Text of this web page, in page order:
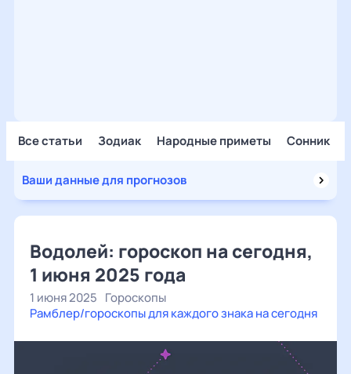
Все статьи Зодиак Народные приметы Сонник
Ваши данные для прогнозов
Водолей: гороскоп на сегодня,
1 июня 2025 года
1 июня 2025 Гороскопы
Рамблер/гороскопы для каждого знака на сегодня